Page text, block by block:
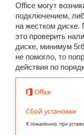
Office могут
подключением,
на жестком диске.
это проверить
диске, минимум
не помогло, то
действия по